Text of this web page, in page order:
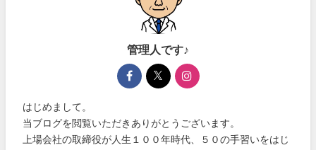
管理人です♪
はじめまして。
当ブログを閲覧いただきありがとうございます。
上場会社の取締役が人生１００年時代、５０の手習いをはじ